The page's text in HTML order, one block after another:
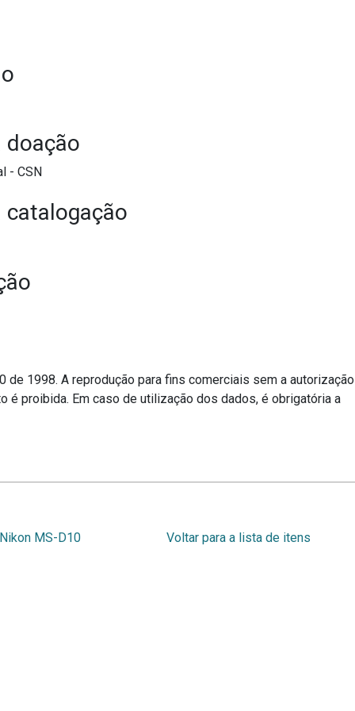
doação
- CSN
catalogação
de 1998. A reprodução para fins comerciais sem a autorização
é proibida. Em caso de utilização dos dados, é obrigatória a
MS-D10 Voltar para a lista de itens